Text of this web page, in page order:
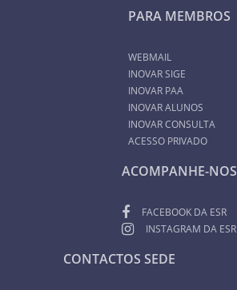
PARA MEMBROS
WEBMAIL
INOVAR SIGE
INOVAR PAA
INOVAR ALUNOS
INOVAR CONSULTA
ACESSO PRIVADO
ACOMPANHE-NOS
FACEBOOK DA ESR
INSTAGRAM DA ESR
CONTACTOS SEDE